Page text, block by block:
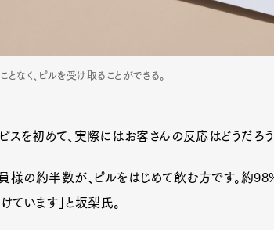
となく、ピルを受け取ることができる。
スを初めて、実際にはお客さんの反応はどうだろう
員様の約半数が、ピルをはじめて飲む方です。
ています」と坂梨氏。